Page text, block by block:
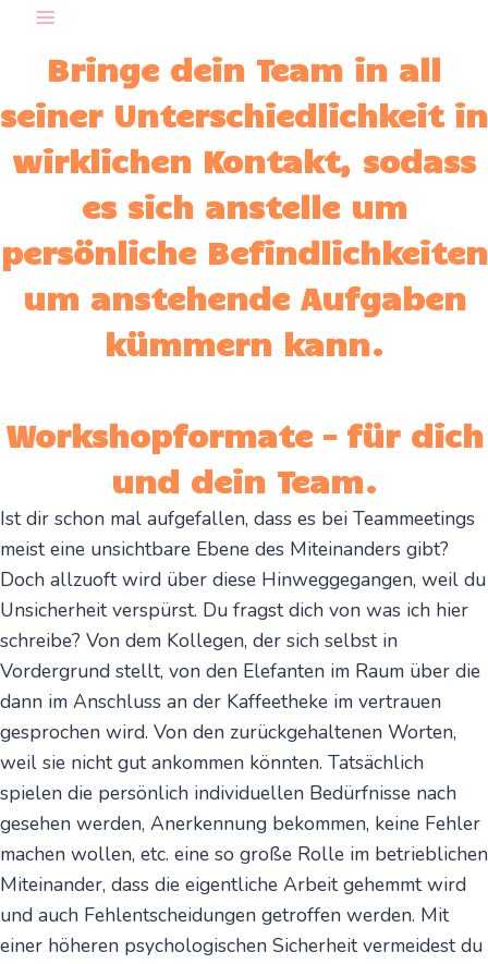
springenBringe dein Team in all
seiner Unterschiedlichkeit in
wirklichen Kontakt, sodass
es sich anstelle um
persönliche Befindlichkeiten
um anstehende Aufgaben
kümmern kann.
Workshopformate – für dich
und dein Team.
Ist dir schon mal aufgefallen, dass es bei Teammeetings
meist eine unsichtbare Ebene des Miteinanders gibt?
Doch allzuoft wird über diese Hinweggegangen, weil du
Unsicherheit verspürst. Du fragst dich von was ich hier
schreibe? Von dem Kollegen, der sich selbst in
Vordergrund stellt, von den Elefanten im Raum über die
dann im Anschluss an der Kaffeetheke im vertrauen
gesprochen wird. Von den zurückgehaltenen Worten,
weil sie nicht gut ankommen könnten. Tatsächlich
spielen die persönlich individuellen Bedürfnisse nach
gesehen werden, Anerkennung bekommen, keine Fehler
machen wollen, etc. eine so große Rolle im betrieblichen
Miteinander, dass die eigentliche Arbeit gehemmt wird
und auch Fehlentscheidungen getroffen werden. Mit
einer höheren psychologischen Sicherheit vermeidest du